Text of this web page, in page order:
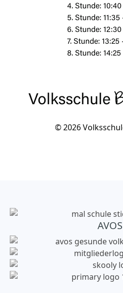
Volksschule
© 2026
4. Stunde: 10:40
5. Stunde: 11:35
6. Stunde: 12:30
7. Stunde: 13:25
8. Stunde: 14:25
AVOS